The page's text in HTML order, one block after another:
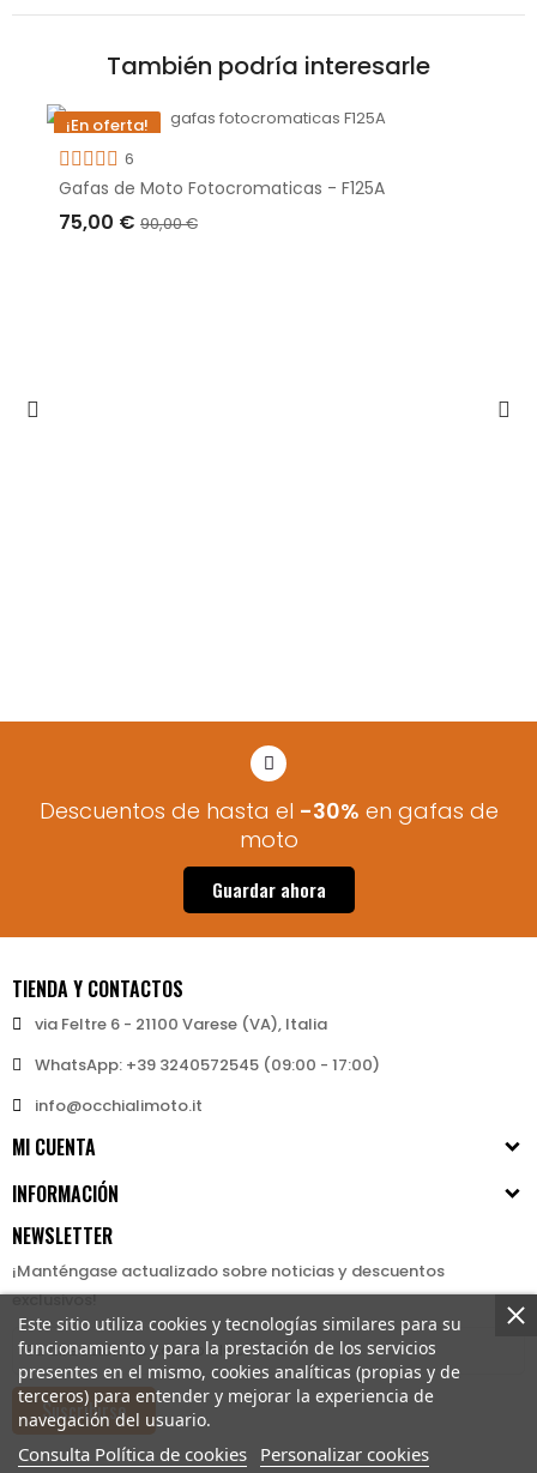
También podría interesarle
¡En oferta!
-15,00 €
Fuera de stock
6
Gafas de Moto Fotocromaticas - F125A
75,00 € 90,00 €
Este sitio utiliza cookies y tecnologías similares para su
funcionamiento y para la prestación de los servicios
presentes en el mismo, cookies analíticas (propias y de
terceros) para entender y mejorar la experiencia de
navegación del usuario.
Consulta Política de cookies Personalizar cookies
Descuentos de hasta el -30% en gafas de
moto
Guardar ahora
TIENDA Y CONTACTOS
via Feltre 6 - 21100 Varese (VA), Italia
WhatsApp: +39 3240572545 (09:00 - 17:00)
info@occhialimoto.it
MI CUENTA
INFORMACIÓN
NEWSLETTER
¡Manténgase actualizado sobre noticias y descuentos
exclusivos!
Suscribirse